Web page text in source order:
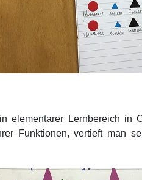
elementarer Lernbereich
Funktionen, vertieft man